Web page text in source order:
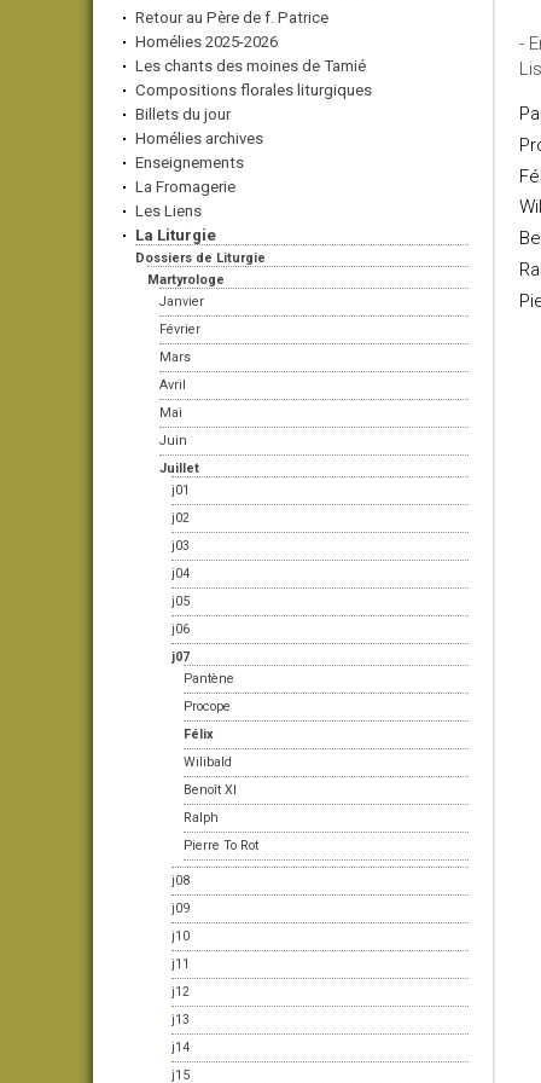
Retour au Père de f. Patrice
Homélies 2025-2026
Les chants des moines de Tamié
Compositions florales liturgiques
Billets du jour
Homélies archives
Enseignements
La Fromagerie
Les Liens
La Liturgie
Dossiers de Liturgie
Martyrologe
Janvier
Février
Mars
Avril
Mai
Juin
Juillet
j01
j02
j03
j04
j05
j06
j07
Pantène
Procope
Félix
Wilibald
Benoît XI
Ralph
Pierre To Rot
j08
j09
j10
j11
j12
j13
j14
j15
-